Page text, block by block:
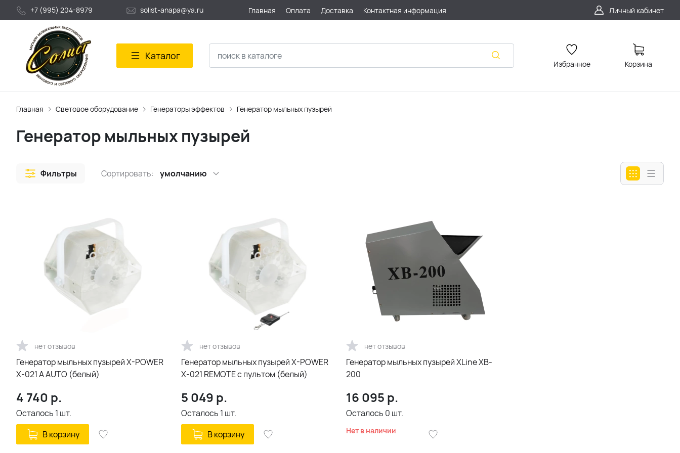
+7 (995) 204-8979 solist-anapa@ya.ru Главная Оплата Доставка Контактная информация Личный кабинет
Каталог
Избранное Корзина
Главная Световое оборудование Генераторы эффектов Генератор мыльных пузырей
Генератор мыльных пузырей
Фильтры Сортировать: умолчанию
нет отзывов
Генератор мыльных пузырей X-POWER
X-021 A AUTO (белый)
4 740 р.
Осталось 1 шт.
В корзину
нет отзывов
Генератор мыльных пузырей X-POWER
X-021 REMOTE с пультом (белый)
5 049 р.
Осталось 1 шт.
В корзину
нет отзывов
Генератор мыльных пузырей XLine XB-
200
16 095 р.
Осталось 0 шт.
Нет в наличии